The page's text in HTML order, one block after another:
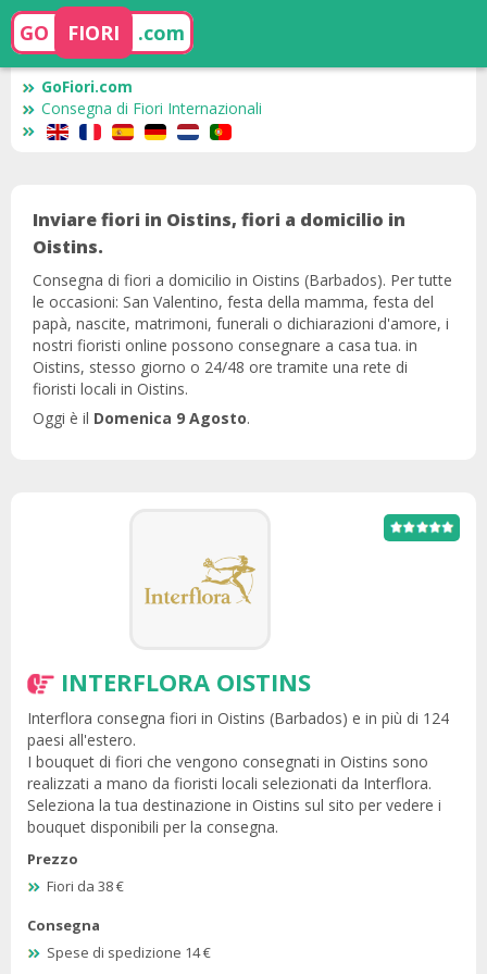
GO FIORI .com
GoFiori.com
Consegna di Fiori Internazionali
Inviare fiori in Oistins, fiori a domicilio in
Oistins.
Consegna di fiori a domicilio in Oistins (Barbados). Per tutte
le occasioni: San Valentino, festa della mamma, festa del
papà, nascite, matrimoni, funerali o dichiarazioni d'amore, i
nostri fioristi online possono consegnare a casa tua. in
Oistins, stesso giorno o 24/48 ore tramite una rete di
fioristi locali in Oistins.
Oggi è il Domenica 9 Agosto.
INTERFLORA OISTINS
Interflora consegna fiori in Oistins (Barbados) e in più di 124
paesi all'estero.
I bouquet di fiori che vengono consegnati in Oistins sono
realizzati a mano da fioristi locali selezionati da Interflora.
Seleziona la tua destinazione in Oistins sul sito per vedere i
bouquet disponibili per la consegna.
Prezzo
Fiori da 38 €
Consegna
Spese di spedizione 14 €